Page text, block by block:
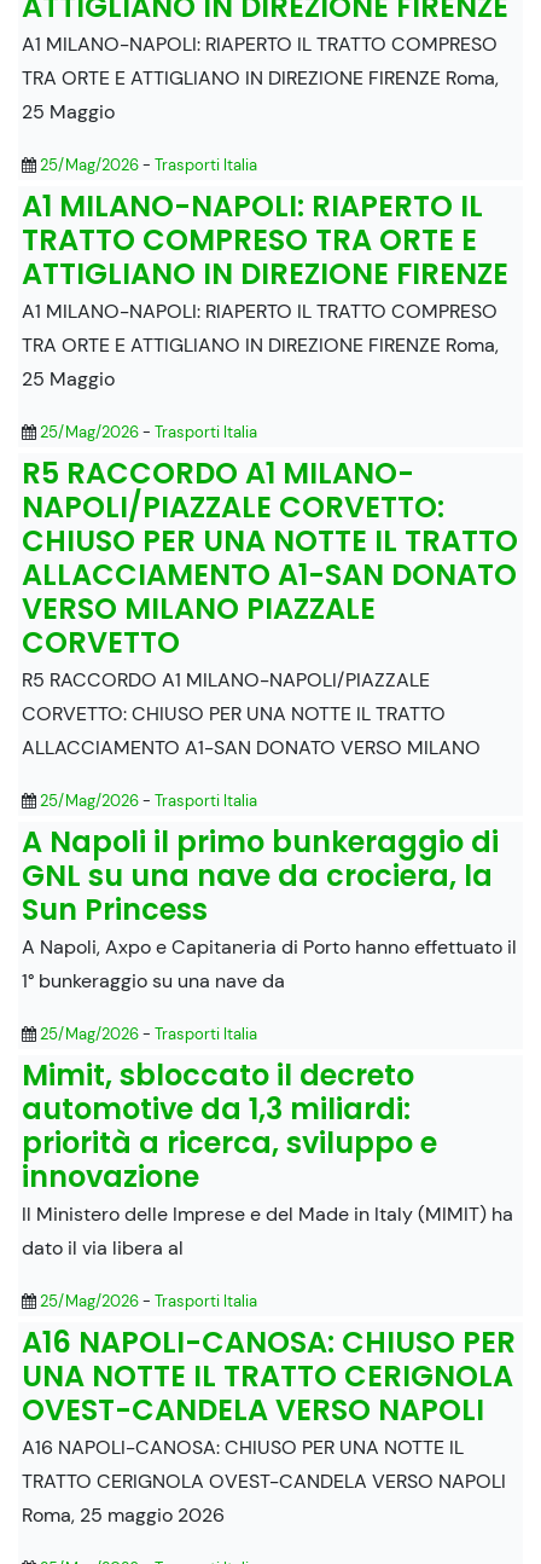
A1 MILANO-NAPOLI: RIAPERTO IL TRATTO COMPRESO
TRA ORTE E ATTIGLIANO IN DIREZIONE FIRENZE Roma,
25 Maggio
25/Mag/2026- Trasporti Italia
A1 MILANO-NAPOLI: RIAPERTO IL
TRATTO COMPRESO TRA ORTE E
ATTIGLIANO IN DIREZIONE FIRENZE
A1 MILANO-NAPOLI: RIAPERTO IL TRATTO COMPRESO
TRA ORTE E ATTIGLIANO IN DIREZIONE FIRENZE Roma,
25 Maggio
25/Mag/2026- Trasporti Italia
R5 RACCORDO A1 MILANO-
NAPOLI/PIAZZALE CORVETTO:
CHIUSO PER UNA NOTTE IL TRATTO
ALLACCIAMENTO A1-SAN DONATO
VERSO MILANO PIAZZALE
CORVETTO
R5 RACCORDO A1 MILANO-NAPOLI/PIAZZALE
CORVETTO: CHIUSO PER UNA NOTTE IL TRATTO
ALLACCIAMENTO A1-SAN DONATO VERSO MILANO
25/Mag/2026- Trasporti Italia
A Napoli il primo bunkeraggio di
GNL su una nave da crociera, la
Sun Princess
A Napoli, Axpo e Capitaneria di Porto hanno effettuato il
1° bunkeraggio su una nave da
25/Mag/2026- Trasporti Italia
Mimit, sbloccato il decreto
automotive da 1,3 miliardi:
priorità a ricerca, sviluppo e
innovazione
Il Ministero delle Imprese e del Made in Italy (MIMIT) ha
dato il via libera al
25/Mag/2026- Trasporti Italia
A16 NAPOLI-CANOSA: CHIUSO PER
UNA NOTTE IL TRATTO CERIGNOLA
OVEST-CANDELA VERSO NAPOLI
A16 NAPOLI-CANOSA: CHIUSO PER UNA NOTTE IL
TRATTO CERIGNOLA OVEST-CANDELA VERSO NAPOLI
Roma, 25 maggio 2026